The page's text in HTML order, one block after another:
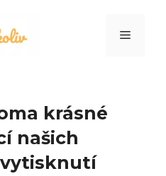
Menu
krásné
našich